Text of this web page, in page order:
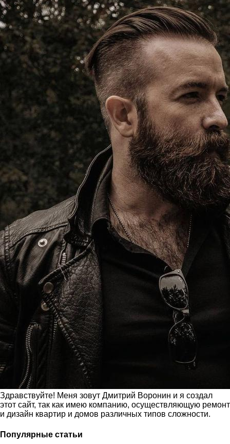
Здравствуйте! Меня зовут Дмитрий Воронин и я создал
этот сайт, так как имею компанию, осуществляющую ремонт
и дизайн квартир и домов различных типов сложности.
Популярные статьи